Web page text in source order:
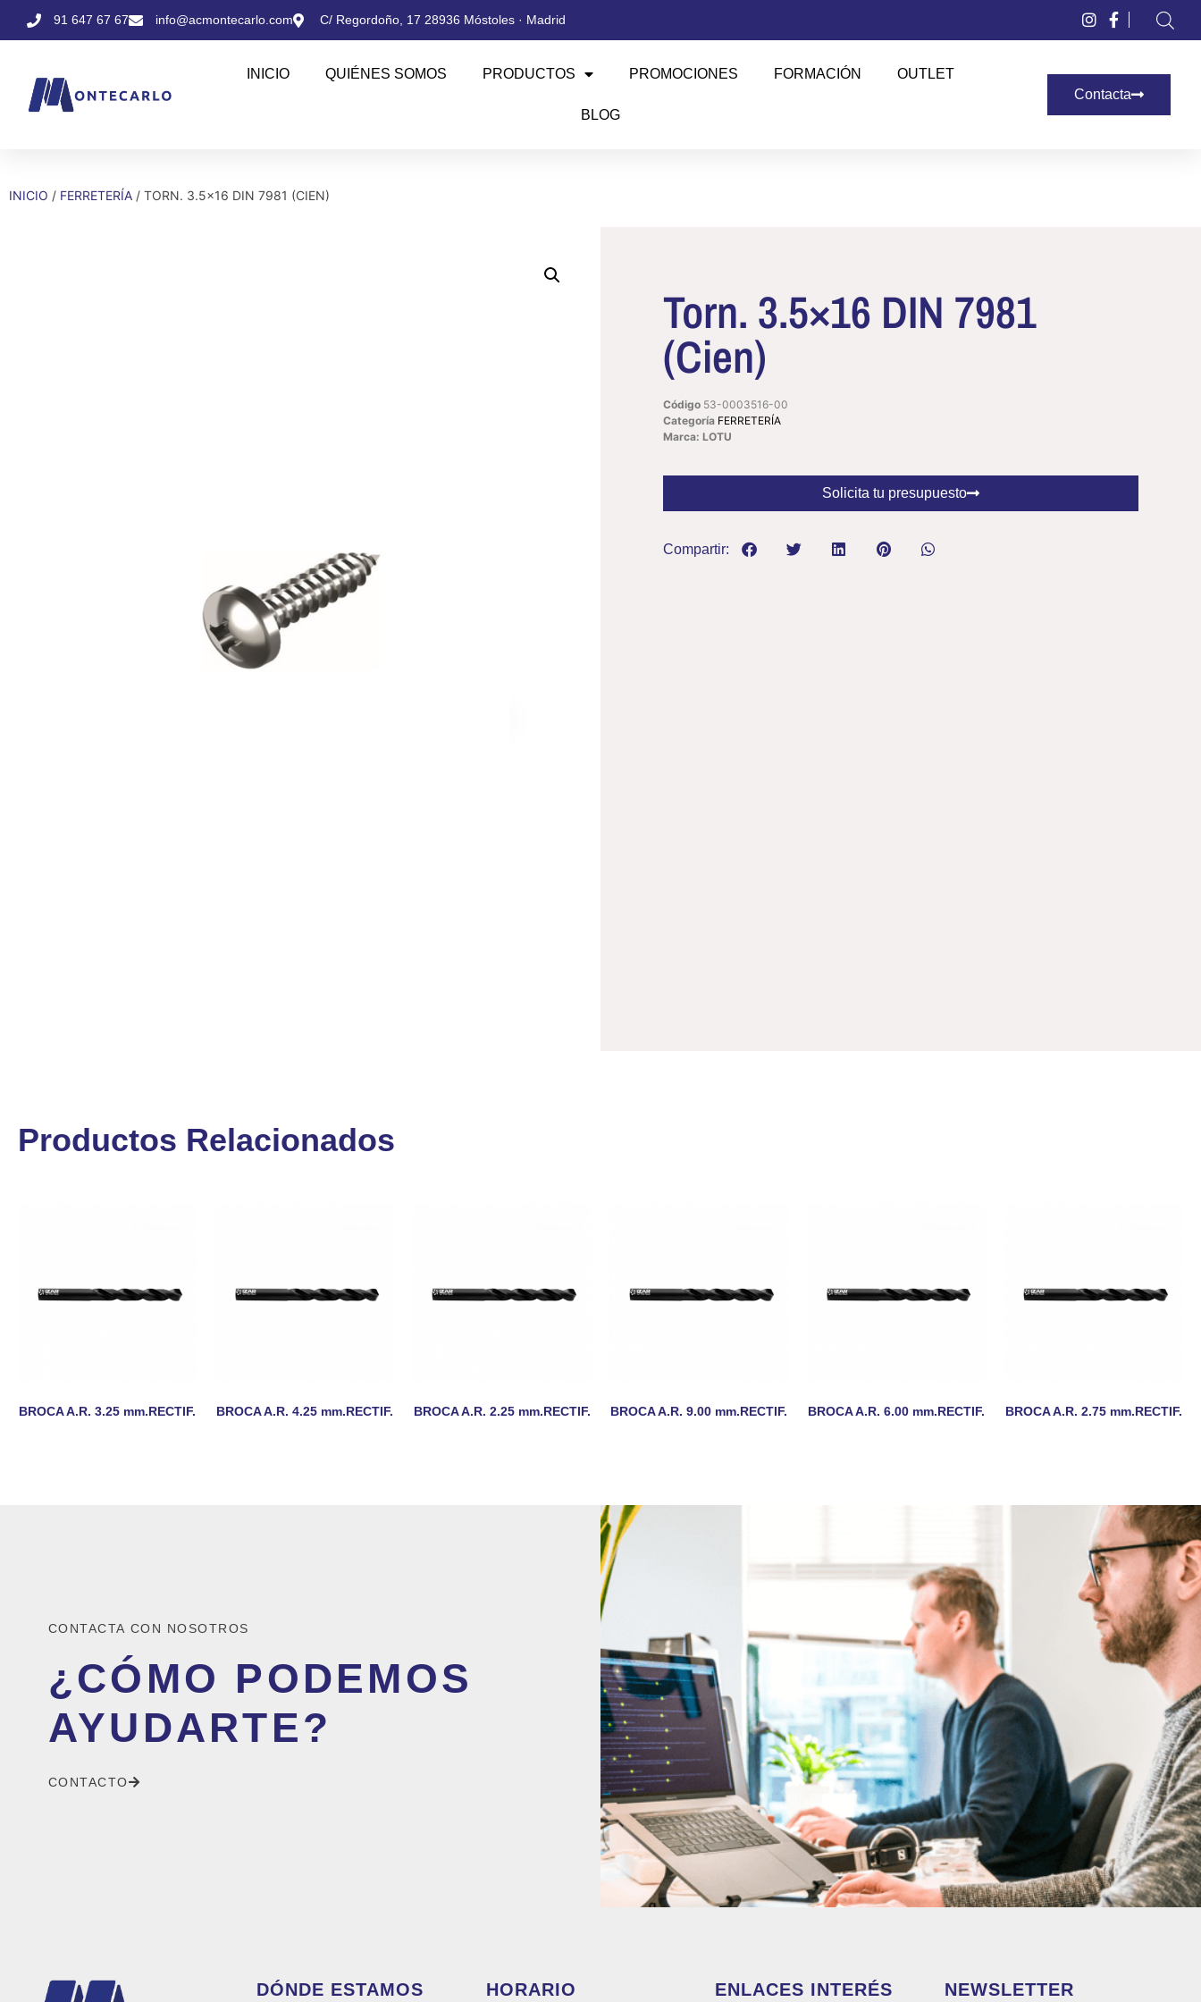
91 647 67 67 info@acmontecarlo.com C/ Regordoño, 17 28936 Móstoles · Madrid
INICIO QUIÉNES SOMOS PRODUCTOS PROMOCIONES FORMACIÓN OUTLET
BLOG
Contacta
INICIO / FERRETERÍA / TORN. 3.5×16 DIN 7981 (CIEN)
Torn. 3.5×16 DIN 7981
(Cien)
Código 53-0003516-00
Categoría FERRETERÍA
Marca: LOTU
Solicita tu presupuesto
Compartir:
Productos Relacionados
BROCA A.R. 3.25 mm.RECTIF. BROCA A.R. 4.25 mm.RECTIF. BROCA A.R. 2.25 mm.RECTIF. BROCA A.R. 9.00 mm.RECTIF. BROCA A.R. 6.00 mm.RECTIF. BROCA A.R. 2.75 mm.RECTIF.
CONTACTA CON NOSOTROS
¿CÓMO PODEMOS
AYUDARTE?
CONTACTO
DÓNDE ESTAMOS HORARIO ENLACES INTERÉS NEWSLETTER